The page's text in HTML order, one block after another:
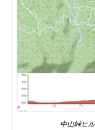
中山峠ヒ